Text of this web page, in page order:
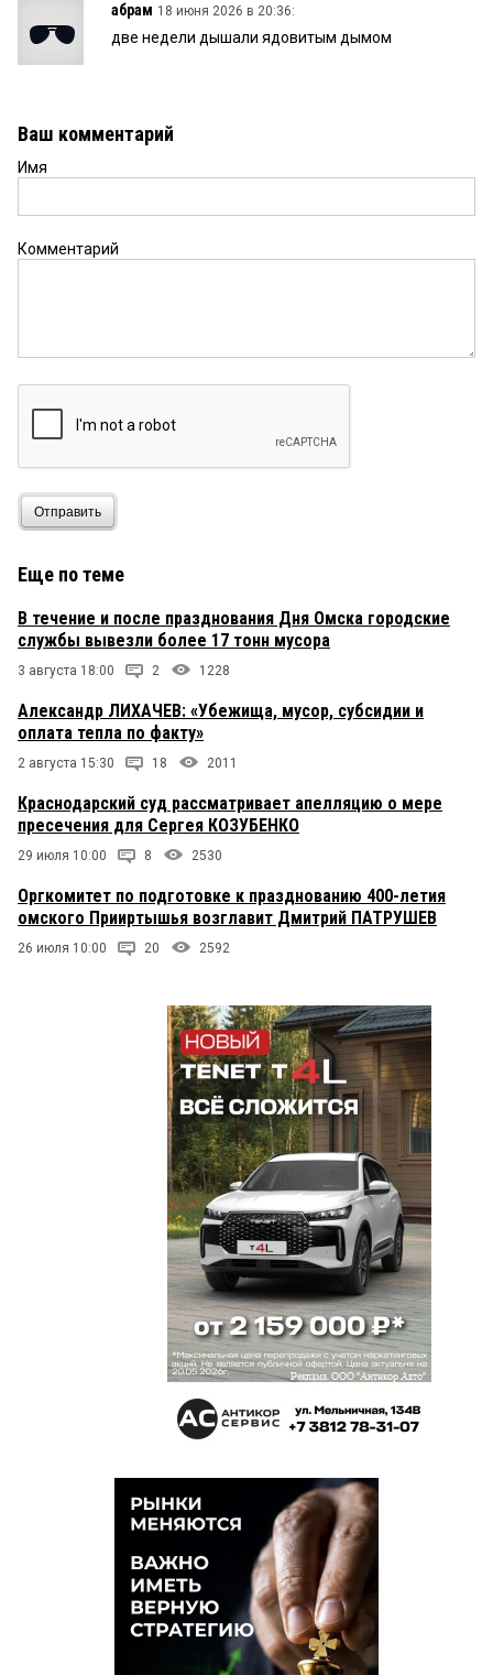
абрам 18 июня 2026 в 20:36:
две недели дышали ядовитым дымом
Ваш комментарий
Имя
Комментарий
Отправить
Еще по теме
В течение и после празднования Дня Омска городские
службы вывезли более 17 тонн мусора
3 августа 18:00 2 1228
Александр ЛИХАЧЕВ: «Убежища, мусор, субсидии и
оплата тепла по факту»
2 августа 15:30 18 2011
Краснодарский суд рассматривает апелляцию о мере
пресечения для Сергея КОЗУБЕНКО
29 июля 10:00 8 2530
Оргкомитет по подготовке к празднованию 400-летия
омского Прииртышья возглавит Дмитрий ПАТРУШЕВ
26 июля 10:00 20 2592